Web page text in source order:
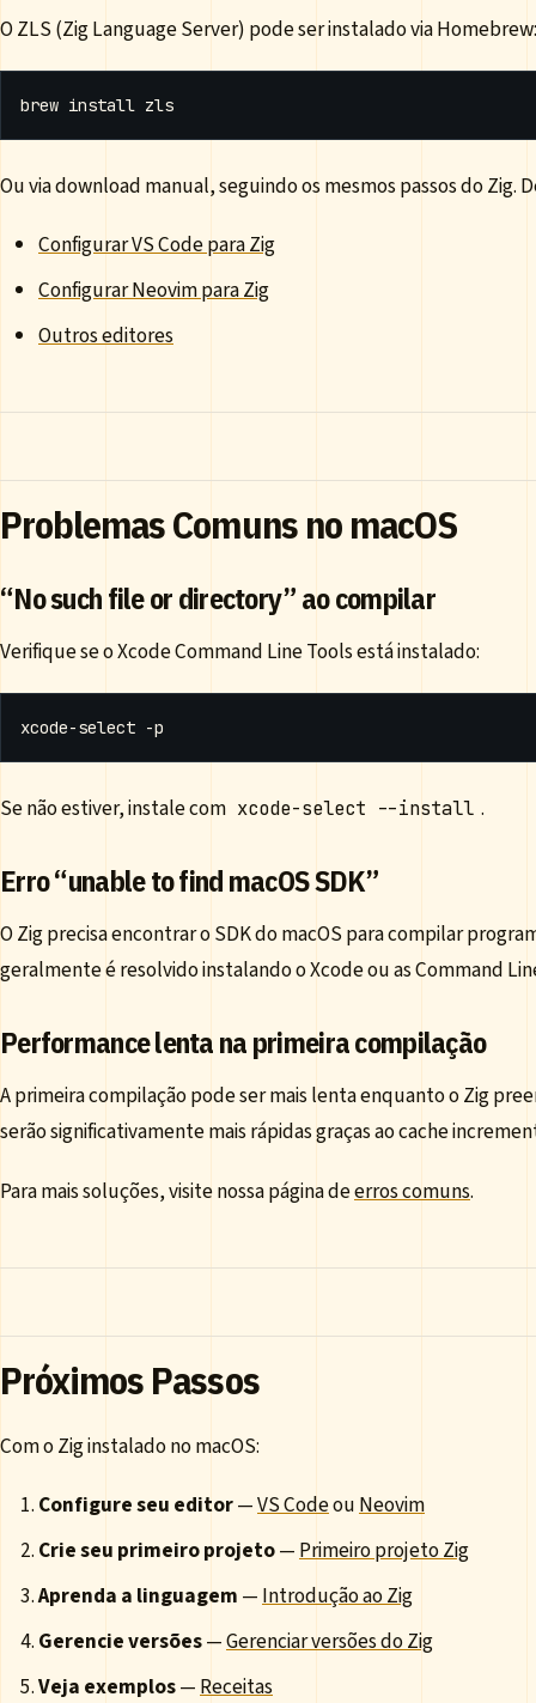
O ZLS (Zig Language Server) pode ser instalado via Homebrew:
Ou via download manual, seguindo os mesmos passos do Zig.
Configurar VS Code para Zig
Configurar Neovim para Zig
Outros editores
Problemas Comuns no macOS
“No such file or directory” ao compilar
Verifique se o Xcode Command Line Tools está instalado:
Se não estiver, instale com xcode-select --install .
Erro “unable to find macOS SDK”
O Zig precisa encontrar o SDK do macOS para compilar
geralmente é resolvido instalando o Xcode ou as Command
Performance lenta na primeira compilação
A primeira compilação pode ser mais lenta enquanto o Zig
serão significativamente mais rápidas graças ao cache
Para mais soluções, visite nossa página deerros comuns.
Próximos Passos
Com o Zig instalado no macOS:
Configure seu editor—VS Codeou Neovim
Crie seu primeiro projeto— Primeiro projeto Zig
Aprenda a linguagem — Introdução ao Zig
Gerencie versões—Gerenciar versões do Zig
Veja exemplos— Receitas